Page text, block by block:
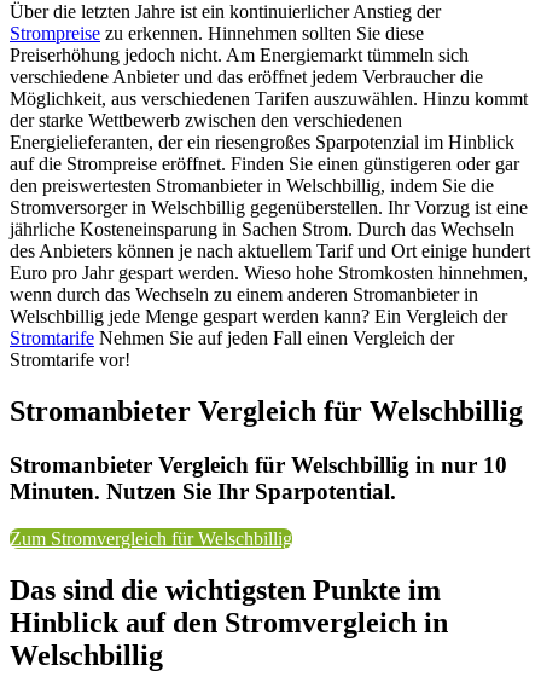
Über die letzten Jahre ist ein kontinuierlicher Anstieg der
Strompreise zu erkennen. Hinnehmen sollten Sie diese
Preiserhöhung jedoch nicht. Am Energiemarkt tümmeln sich
verschiedene Anbieter und das eröffnet jedem Verbraucher die
Möglichkeit, aus verschiedenen Tarifen auszuwählen. Hinzu kommt
der starke Wettbewerb zwischen den verschiedenen
Energielieferanten, der ein riesengroßes Sparpotenzial im Hinblick
auf die Strompreise eröffnet. Finden Sie einen günstigeren oder gar
den preiswertesten Stromanbieter in Welschbillig, indem Sie die
Stromversorger in Welschbillig gegenüberstellen. Ihr Vorzug ist eine
jährliche Kosteneinsparung in Sachen Strom. Durch das Wechseln
des Anbieters können je nach aktuellem Tarif und Ort einige hundert
Euro pro Jahr gespart werden. Wieso hohe Stromkosten hinnehmen,
wenn durch das Wechseln zu einem anderen Stromanbieter in
Welschbillig jede Menge gespart werden kann? Ein Vergleich der
Stromtarife Nehmen Sie auf jeden Fall einen Vergleich der
Stromtarife vor!
Stromanbieter Vergleich für Welschbillig
Stromanbieter Vergleich für Welschbillig in nur 10
Minuten. Nutzen Sie Ihr Sparpotential.
Zum Stromvergleich für Welschbillig
Das sind die wichtigsten Punkte im
Hinblick auf den Stromvergleich in
Welschbillig